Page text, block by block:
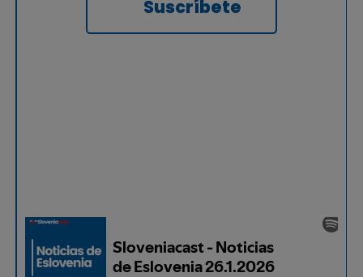
Suscríbete